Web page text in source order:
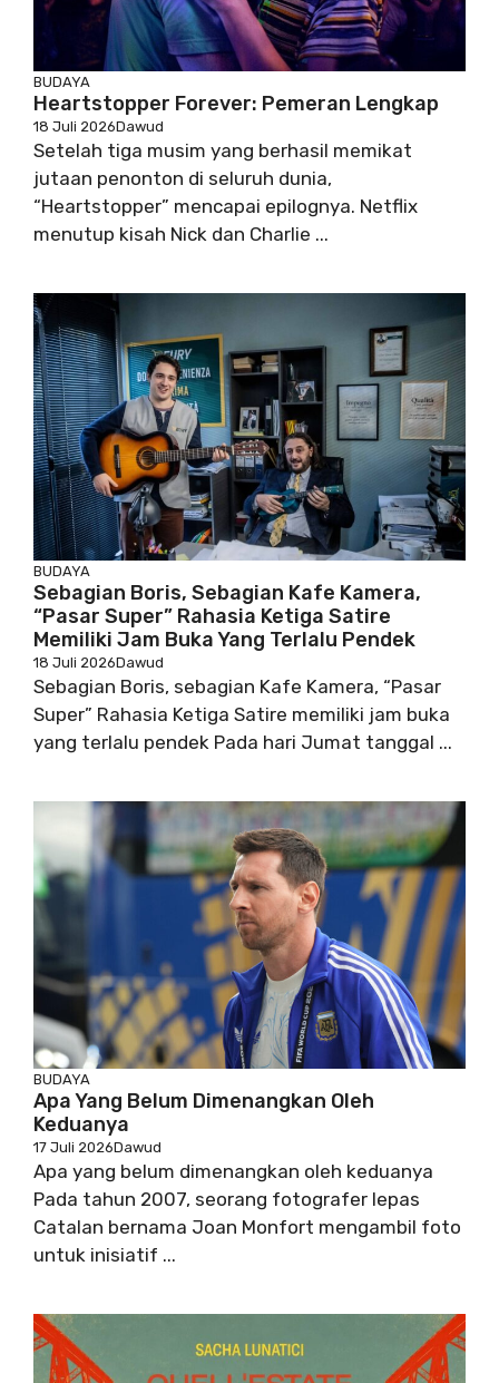
BUDAYA
Heartstopper Forever: Pemeran Lengkap
18 Juli 2026Dawud
Setelah tiga musim yang berhasil memikat
jutaan penonton di seluruh dunia,
“Heartstopper” mencapai epilognya. Netflix
menutup kisah Nick dan Charlie ...
BUDAYA
Sebagian Boris, Sebagian Kafe Kamera,
“Pasar Super” Rahasia Ketiga Satire
Memiliki Jam Buka Yang Terlalu Pendek
18 Juli 2026Dawud
Sebagian Boris, sebagian Kafe Kamera, “Pasar
Super” Rahasia Ketiga Satire memiliki jam buka
yang terlalu pendek Pada hari Jumat tanggal ...
BUDAYA
Apa Yang Belum Dimenangkan Oleh
Keduanya
17 Juli 2026Dawud
Apa yang belum dimenangkan oleh keduanya
Pada tahun 2007, seorang fotografer lepas
Catalan bernama Joan Monfort mengambil foto
untuk inisiatif ...